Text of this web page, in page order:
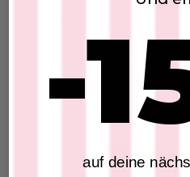
Leinenhose
SKU: 2607204
$53.05
Add to
Stoffhosen oder...
Read
-
auf deine